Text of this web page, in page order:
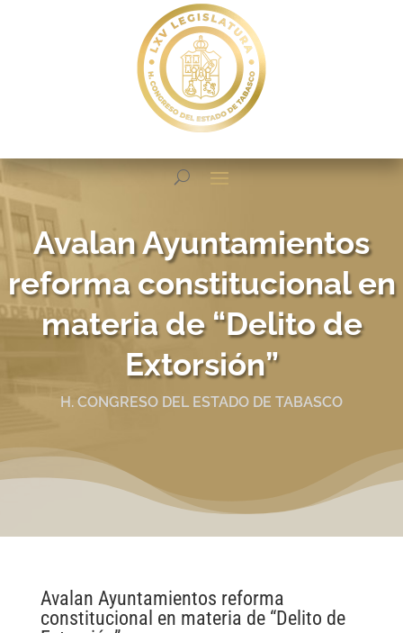
Avalan Ayuntamientos
reforma constitucional en
materia de “Delito de
Extorsión”
H. CONGRESO DEL ESTADO DE TABASCO
Avalan Ayuntamientos reforma
constitucional en materia de “Delito de